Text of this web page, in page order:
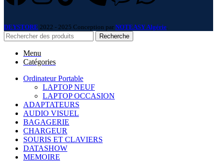
DEYSTORE 2022 - 2025 Conception par NOTEASY Algérie.
Recherche
Menu
Catégories
Ordinateur Portable
LAPTOP NEUF
LAPTOP OCCASION
ADAPTATEURS
AUDIO VISUEL
BAGAGERIE
CHARGEUR
SOURIS ET CLAVIERS
DATASHOW
MEMOIRE